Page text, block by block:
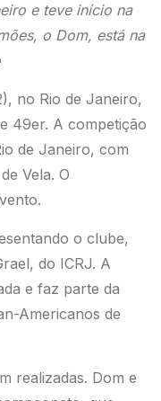
e teve início na
o Dom, está na
no Rio de Janeiro,
49er. A competição
de Janeiro, com
Vela. O
o clube,
do ICRJ. A
e faz parte da
Americanos de
realizadas. Dom e